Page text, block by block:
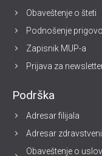
Obaveštenje o šteti
Podnošenje
Zapisnik MUP-a
Prijava za
Podrška
Adresar filijala
Adresar
Obaveštenje o